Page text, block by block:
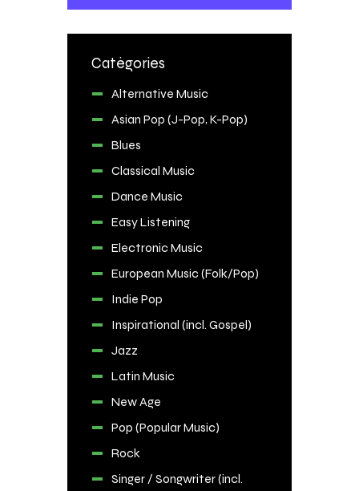
Catégories
Alternative Music
Asian Pop (J-Pop, K-Pop)
Blues
Classical Music
Dance Music
Easy Listening
Electronic Music
European Music (Folk/Pop)
Indie Pop
Inspirational (incl. Gospel)
Jazz
Latin Music
New Age
Pop (Popular Music)
Rock
Singer / Songwriter (incl.